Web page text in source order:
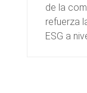
de la
refuerza
ESG a